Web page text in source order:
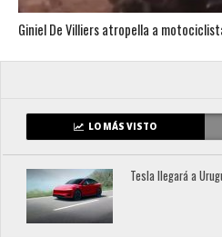
Giniel De Villiers atropella a
LO MÁS VISTO
Tesla llegará a